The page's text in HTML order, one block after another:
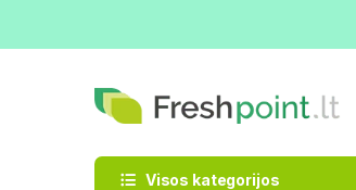
Visos kategorijos